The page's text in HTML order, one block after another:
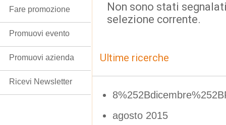
Non sono stati
selezione corrente.
Ultime ricerche
agosto 2015
Fare promozione
Promuovi evento
Promuovi azienda
Ricevi Newsletter